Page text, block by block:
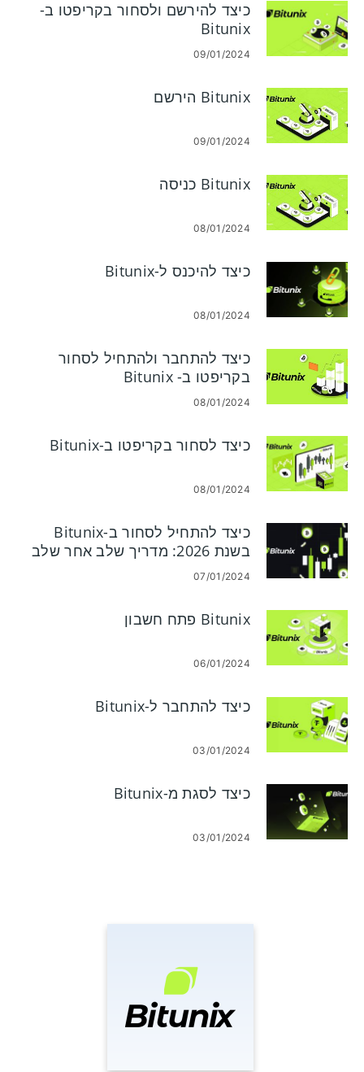
כיצד להירשם ולסחור בקריפטו ב-
Bitunix
09/01/2024
Bitunix הירשם
09/01/2024
Bitunix כניסה
08/01/2024
כיצד להיכנס ל-Bitunix
08/01/2024
כיצד להתחבר ולהתחיל לסחור
בקריפטו ב- Bitunix
08/01/2024
כיצד לסחור בקריפטו ב-Bitunix
08/01/2024
כיצד להתחיל לסחור ב-Bitunix
בשנת 2026: מדריך שלב אחר שלב
למתחילים
07/01/2024
Bitunix פתח חשבון
06/01/2024
כיצד להתחבר ל-Bitunix
03/01/2024
כיצד לסגת מ-Bitunix
03/01/2024